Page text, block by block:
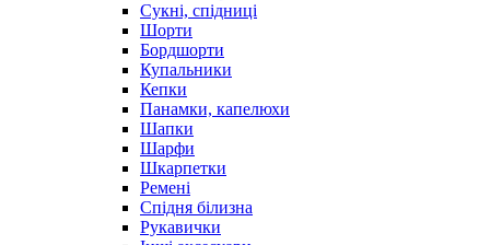
Сукні, спідниці
Шорти
Бордшорти
Купальники
Кепки
Панамки, капелюхи
Шапки
Шарфи
Шкарпетки
Ремені
Спідня білизна
Рукавички